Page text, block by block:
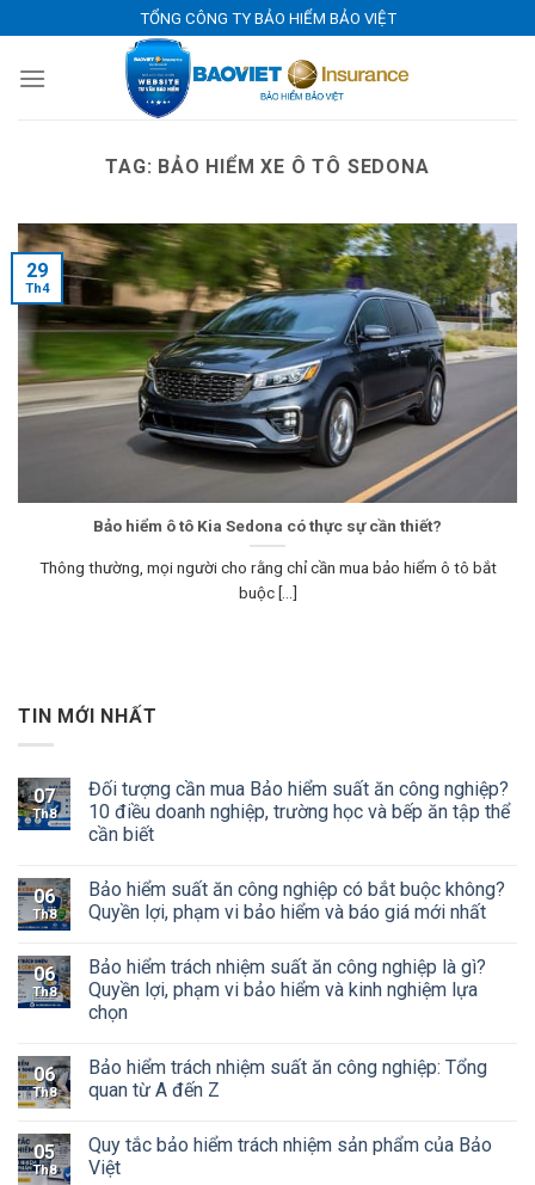
to
content
TỔNG CÔNG TY BẢO HIỂM BẢO VIỆT
TAG: BẢO HIỂM XE Ô TÔ SEDONA
Bảo hiểm ô tô Kia Sedona có thực sự cần thiết?
Thông thường, mọi người cho rằng chỉ cần mua bảo hiểm ô tô bắt
buộc [...]
29
Th4
TIN MỚI NHẤT
07
Th8
Đối tượng cần mua Bảo hiểm suất ăn công nghiệp?
10 điều doanh nghiệp, trường học và bếp ăn tập thể
cần biết
06
Th8
Bảo hiểm suất ăn công nghiệp có bắt buộc không?
Quyền lợi, phạm vi bảo hiểm và báo giá mới nhất
06
Th8
Bảo hiểm trách nhiệm suất ăn công nghiệp là gì?
Quyền lợi, phạm vi bảo hiểm và kinh nghiệm lựa
chọn
06
Th8
Bảo hiểm trách nhiệm suất ăn công nghiệp: Tổng
quan từ A đến Z
05
Th8
Quy tắc bảo hiểm trách nhiệm sản phẩm của Bảo
Việt